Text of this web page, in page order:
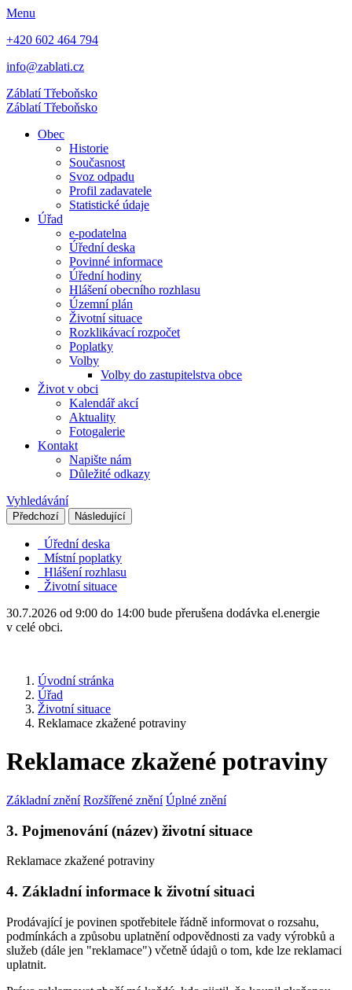
Menu
+420 602 464 794
info@zablati.cz
ZáblatíTřeboňsko
ZáblatíTřeboňsko
Obec
Historie
Současnost
Svoz odpadu
Profil zadavatele
Statistické údaje
Úřad
e-podatelna
Úřední deska
Povinné informace
Úřední hodiny
Hlášení obecního rozhlasu
Územní plán
Životní situace
Rozklikávací rozpočet
Poplatky
Volby
Volby do zastupitelstva obce
Život v obci
Kalendář akcí
Aktuality
Fotogalerie
Kontakt
Napište nám
Důležité odkazy
Vyhledávání
Předchozí Následující
Úřední deska
Místní poplatky
Hlášení rozhlasu
Životní situace
30.7.2026 od 9:00 do 14:00 bude přerušena dodávka el.energie
v celé obci.
Úvodní stránka
Úřad
Životní situace
Reklamace zkažené potraviny
Reklamace zkažené potraviny
Základní znění Rozšířené znění Úplné znění
3. Pojmenování (název) životní situace
Reklamace zkažené potraviny
4. Základní informace k životní situaci
Prodávající je povinen spotřebitele řádně informovat o rozsahu,
podmínkách a způsobu uplatnění odpovědnosti za vady výrobků a
služeb (dále jen "reklamace") včetně údajů o tom, kde lze reklamaci
uplatnit.